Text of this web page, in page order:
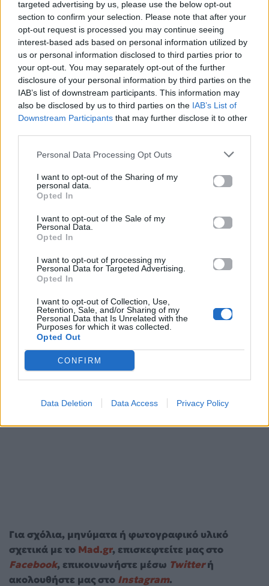
targeted advertising by us, please use the below opt-out
section to confirm your selection. Please note that after your
opt-out request is processed you may continue seeing
interest-based ads based on personal information utilized by
us or personal information disclosed to third parties prior to
your opt-out. You may separately opt-out of the further
disclosure of your personal information by third parties on the
IAB’s list of downstream participants. This information may
also be disclosed by us to third parties on the IAB’s List of
Downstream Participants that may further disclose it to other
Personal Data Processing Opt Outs
I want to opt-out of the Sharing of my
personal data.
Opted In
I want to opt-out of the Sale of my
Personal Data.
Opted In
I want to opt-out of processing my
Personal Data for Targeted Advertising.
Opted In
I want to opt-out of Collection, Use,
Retention, Sale, and/or Sharing of my
Personal Data that Is Unrelated with the
Purposes for which it was collected.
Opted Out
CONFIRM
Data Deletion Data Access Privacy Policy
ταινίες επιτυχίες.
Sharon Stone: «Το Euphoria πρέπει να
προβάλλεται στα σχολεία» – Η προσωπική
τραγωδία πίσω από τα λόγια της
Για σχόλια, μηνύματα ή φωτογραφικό υλικό
σχετικά με το Mad.gr, επισκεφτείτε μας στο
Facebook, επικοινωνήστε μέσω Twitterή
ακολουθήστε μας στο Instagram.